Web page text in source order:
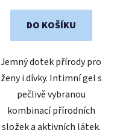
z
5
hvězdiček.
DO KOŠÍKU
Jemný dotek přírody pro
ženy i dívky. Intimní gel s
pečlivě vybranou
kombinací přírodních
složek a aktivních látek.